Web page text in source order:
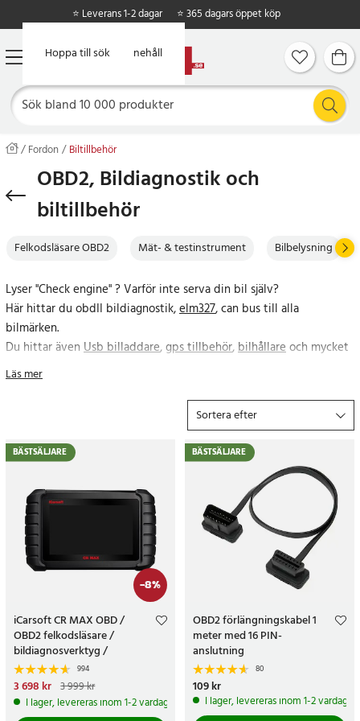
Hoppa till huvudinnehåll
Hoppa till sök
⭐ Leverans 1-2 dagar ⭐ 365 dagars öppet köp
Fordon Biltillbehör
OBD2, Bildiagnostik och
biltillbehör
Felkodsläsare OBD2 Mät- & testinstrument Bilbelysning
Lyser "Check engine" ? Varför inte serva din bil själv?
Här hittar du obdII bildiagnostik,elm327, can bus till alla
bilmärken.
Du hittar även Usb billaddare,gps tillbehör,bilhållareoch mycket
mer.
Behöver du biltillbehör?
Vi har ett stort utbud av biltillbehör,Bilhållare
Bildiagnostik verktyg, Gps tillbehör och mycket mer.
Ska du åka på långresor där du under lång tid inte kommer ha
Läs mer
Sortera efter
-8%
BÄSTSÄLJARE
iCarsoft CR MAX OBD /
OBD2 felkodsläsare /
bildiagnosverktyg /
diagnosverktyg för bil
994
Nuvarande pris:
3 698 krTidigare pris:3 999 kr
3 698 kr 3 999 kr
I lager, levereras inom 1-2 vardagar
BÄSTSÄLJARE
OBD2 förlängningskabel 1
meter med 16 PIN-
anslutning
80
Pris:109 kr
109 kr
I lager, levereras inom 1-2 vardagar